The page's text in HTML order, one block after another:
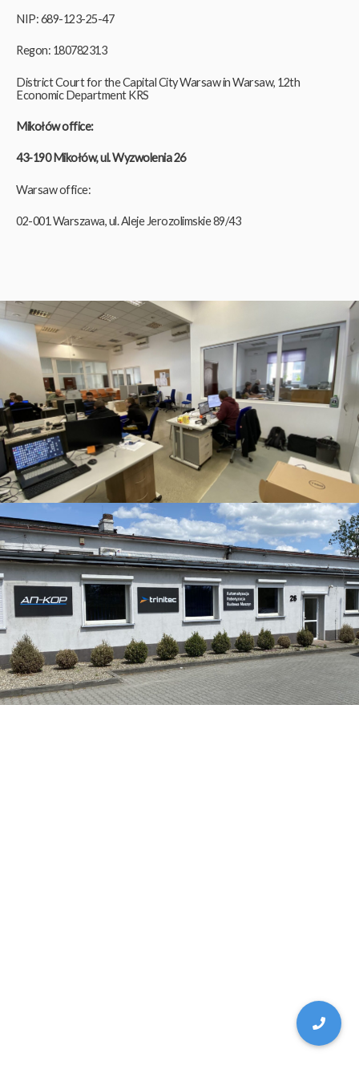
NIP: 689-123-25-47
Regon: 180782313
District Court for the Capital City Warsaw in Warsaw, 12th
Economic Department KRS
Mikołów office:
43-190 Mikołów, ul. Wyzwolenia 26
Warsaw office:
02-001 Warszawa, ul. AlejeJerozolimskie 89/43